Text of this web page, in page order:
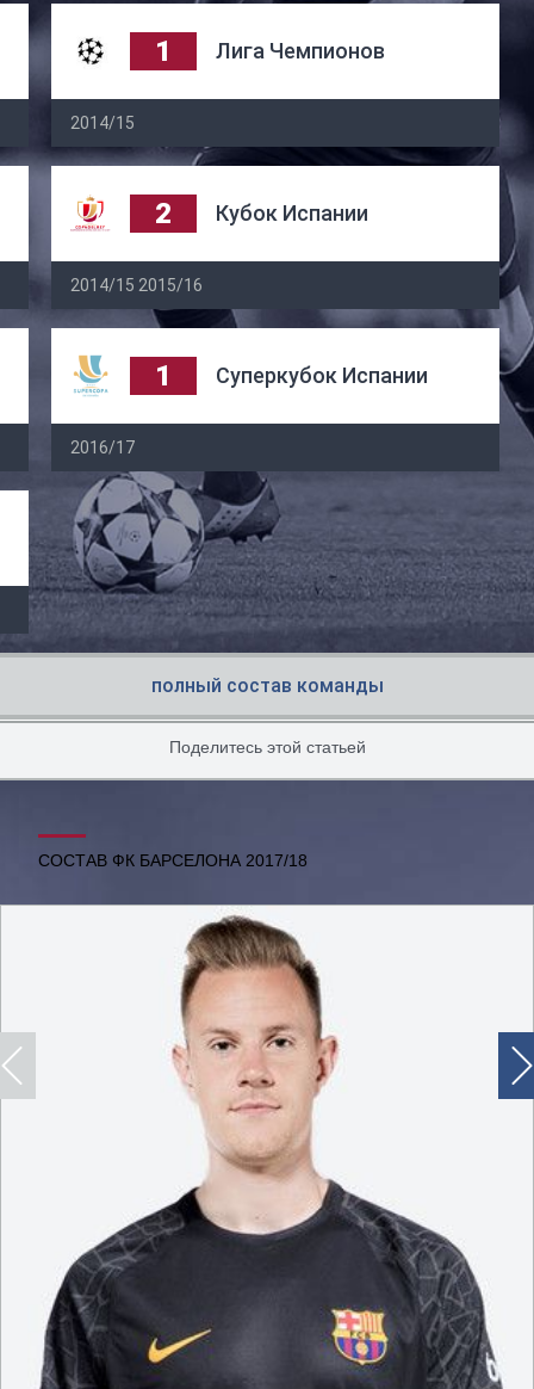
1 Лига Чемпионов
2014/15
2 Кубок Испании
2014/15 2015/16
1 Суперкубок Испании
2016/17
полный состав команды
Поделитесь этой статьей
СОСТАВ ФК БАРСЕЛОНА 2017/18